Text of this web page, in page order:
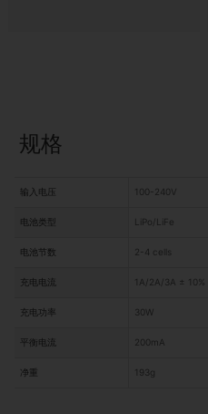
规格
输入电压 100-240V
电池类型 LiPo/LiFe
电池节数 2-4 cells
充电电流 1A/2A/3A ± 10%
充电功率 30W
平衡电流 200mA
净重 193g